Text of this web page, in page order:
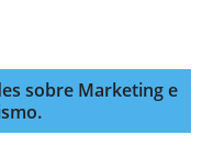
sobre Marketing e